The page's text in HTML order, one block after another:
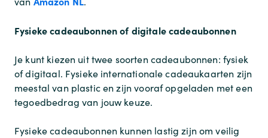
Fysieke cadeaubonnen of digitale cadeaubonnen
Je kunt kiezen uit twee soorten cadeaubonnen: fysiek
of digitaal. Fysieke internationale cadeaukaarten zijn
meestal van plastic en zijn vooraf opgeladen met een
tegoedbedrag van jouw keuze.
Fysieke cadeaubonnen kunnen lastig zijn om veilig